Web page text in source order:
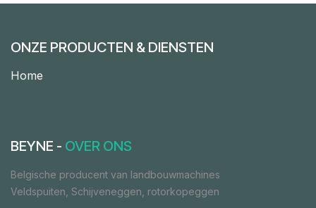
ONZE PRODUCTEN & DIENSTEN
Home
BEYNE - OVER ONS
Belgische producent van landbouwmachines
Veldspuiten, Schijveneggen, rotorkopeggen